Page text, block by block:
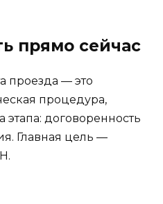
прямо сейчас
проезда — это
процедура,
этапа: договоренность
Главная цель —